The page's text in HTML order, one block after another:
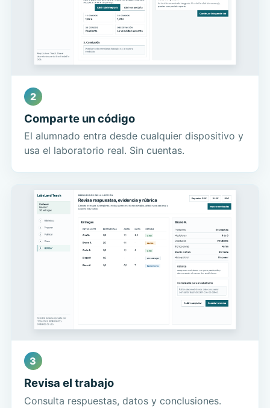
2
Comparte un código
El alumnado entra desde cualquier dispositivo y
usa el laboratorio real. Sin cuentas.
3
Revisa el trabajo
Consulta respuestas, datos y conclusiones.